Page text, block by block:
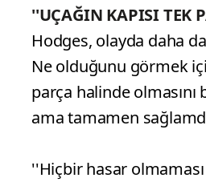
''UÇAĞIN KAPISI TEK
Hodges, olayda daha da
Ne olduğunu görmek
parça halinde
ama tamamen
''Hiçbir hasar